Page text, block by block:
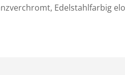
Edelstahlfarbig